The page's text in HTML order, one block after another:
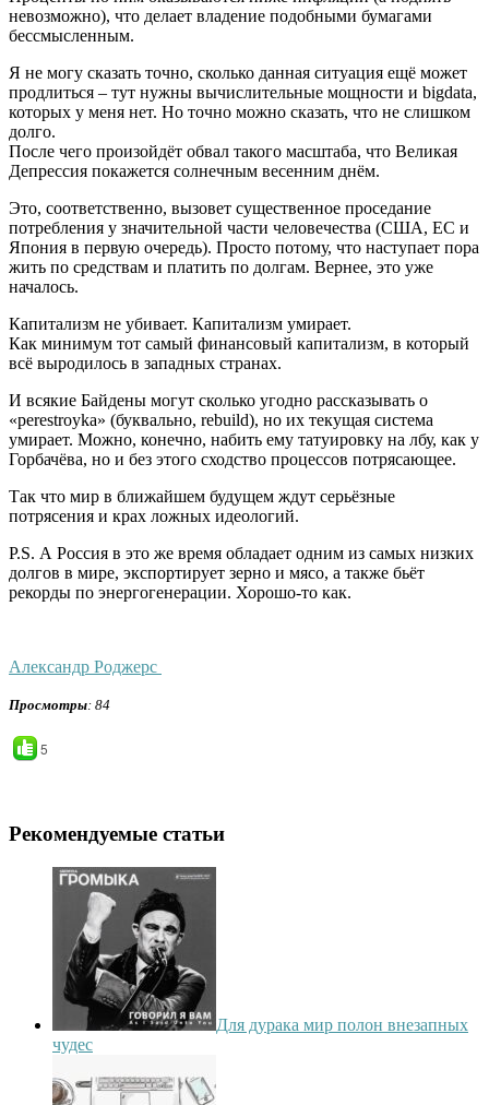
невозможно), что делает владение подобными бумагами
бессмысленным.
Я не могу сказать точно, сколько данная ситуация ещё может
продлиться – тут нужны вычислительные мощности и bigdata,
которых у меня нет. Но точно можно сказать, что не слишком
долго.
После чего произойдёт обвал такого масштаба, что Великая
Депрессия покажется солнечным весенним днём.
Это, соответственно, вызовет существенное проседание
потребления у значительной части человечества (США, ЕС и
Япония в первую очередь). Просто потому, что наступает пора
жить по средствам и платить по долгам. Вернее, это уже
началось.
Капитализм не убивает. Капитализм умирает.
Как минимум тот самый финансовый капитализм, в который
всё выродилось в западных странах.
И всякие Байдены могут сколько угодно рассказывать о
«perestroyka» (буквально, rebuild), но их текущая система
умирает. Можно, конечно, набить ему татуировку на лбу, как у
Горбачёва, но и без этого сходство процессов потрясающее.
Так что мир в ближайшем будущем ждут серьёзные
потрясения и крах ложных идеологий.
P.S. А Россия в это же время обладает одним из самых низких
долгов в мире, экспортирует зерно и мясо, а также бьёт
рекорды по энергогенерации. Хорошо-то как.
Александр Роджерс
Просмотры: 84
5
Рекомендуемые статьи
Для дурака мир полон внезапных
чудес